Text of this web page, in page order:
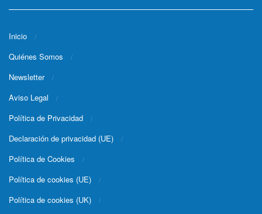
Inicio
Quiénes Somos
Newsletter
Aviso Legal
Política de Privacidad
Declaración de privacidad (UE)
Política de Cookies
Política de cookies (UE)
Política de cookies (UK)